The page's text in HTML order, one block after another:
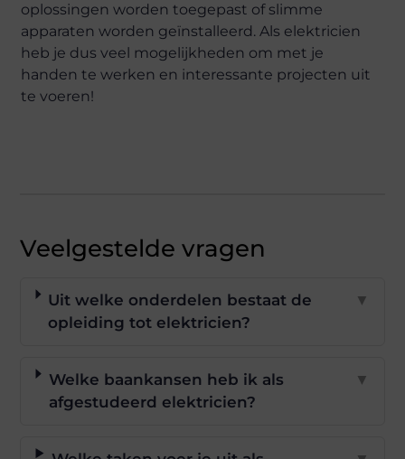
oplossingen worden toegepast of slimme
apparaten worden geïnstalleerd. Als elektricien
heb je dus veel mogelijkheden om met je
handen te werken en interessante projecten uit
te voeren!
Veelgestelde vragen
Uit welke onderdelen bestaat de
opleiding tot elektricien?
▼
Welke baankansen heb ik als
afgestudeerd elektricien?
▼